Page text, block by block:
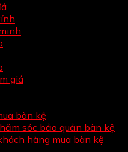
giá
bàn kệ
sóc bảo quản bàn kệ
hàng mua bàn kệ